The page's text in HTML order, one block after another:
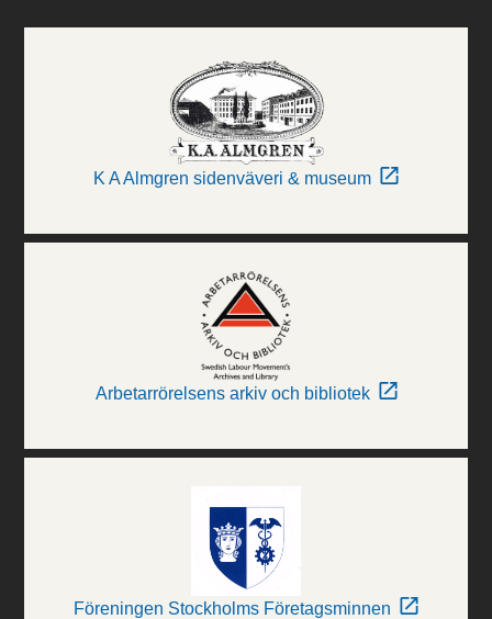
K A Almgren sidenväveri & museum
Arbetarrörelsens arkiv och bibliotek
Föreningen Stockholms Företagsminnen